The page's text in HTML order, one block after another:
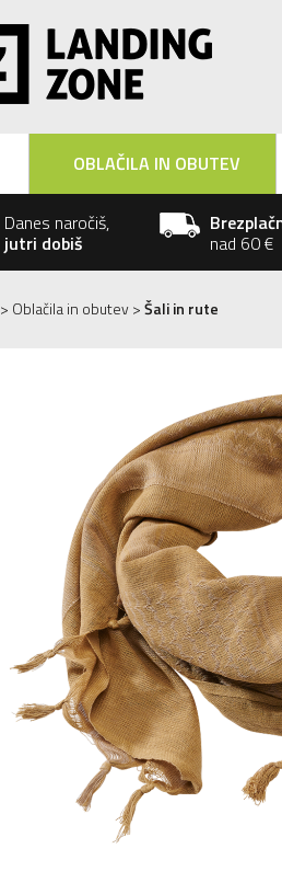
OBLAČILA IN OBUTEV
Danes naročiš,
jutri dobiš nad 60 €
> Oblačila in obutev>Šali in rute